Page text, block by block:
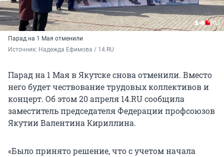
Парад на 1 Мая отменили
Источник: Надежда Ефимова / 14.RU
Парад на 1 Мая в Якутске снова отменили. Вместо
него будет чествование трудовых коллективов и
концерт. Об этом 20 апреля 14.RU сообщила
заместитель председателя Федерации профсоюзов
Якутии Валентина Кириллина.
«Было принято решение, что с учетом начала